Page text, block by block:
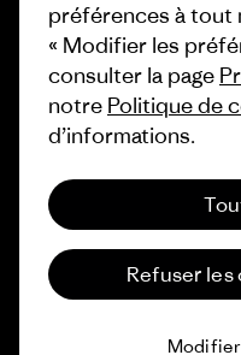
© 2026 Patagonia, Inc. All
préférences à tout
« Modifier les
consulter la page
notre Politique de
d’informations.
Refuser